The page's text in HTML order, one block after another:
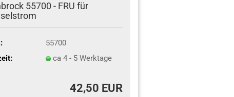
55700 - FRU für
55700
ca 4 - 5 Werktage
42,50 EUR